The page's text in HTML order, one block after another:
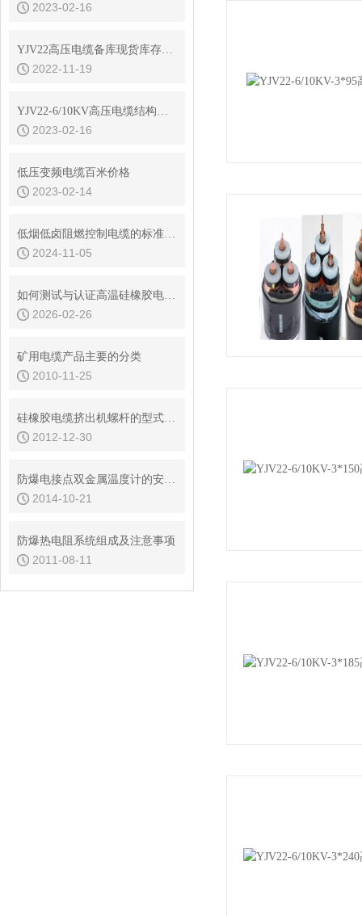
2023-02-16
YJV22高压电缆备库现货库存查询
2022-11-19
YJV22-6/10KV高压电缆结构参数
2023-02-16
低压变频电缆百米价格
2023-02-14
低烟低卤阻燃控制电缆的标准化进程
2024-11-05
如何测试与认证高温硅橡胶电缆的关键性能指标
2026-02-26
矿用电缆产品主要的分类
2010-11-25
硅橡胶电缆挤出机螺杆的型式改造
2012-12-30
防爆电接点双金属温度计的安装使用及维护
2014-10-21
防爆热电阻系统组成及注意事项
2011-08-11